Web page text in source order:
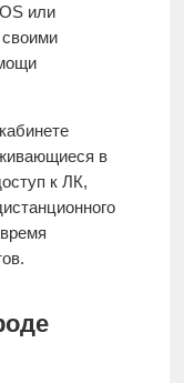
или
в
к ЛК,